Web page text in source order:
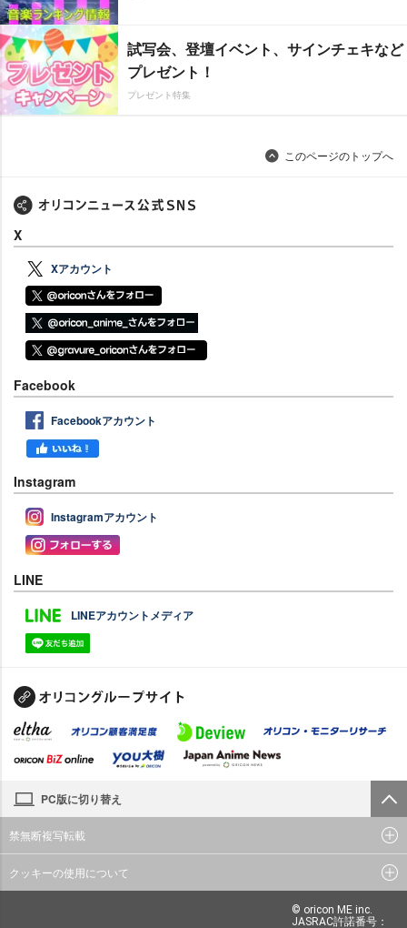
試写会、登壇イベント、サインチェキなど
プレゼント！
プレゼント特集
このページのトップへ
X
Xアカウント
Facebook
Facebookアカウント
Instagram
Instagramアカウント
LINE
LINEアカウントメディア
PC版に切り替え
禁無断複写転載
クッキーの使用について
© oricon ME inc.
JASRAC許諾番号：